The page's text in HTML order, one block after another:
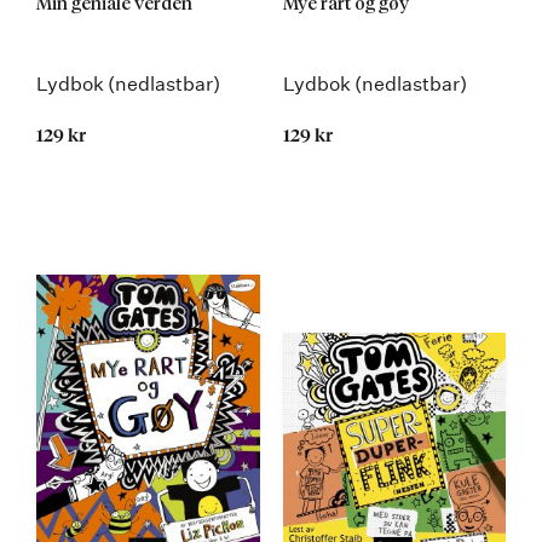
Min geniale verden
Lydbok (nedlastbar)
129 kr
Mye rart og gøy
Lydbok (nedlastbar)
129 kr